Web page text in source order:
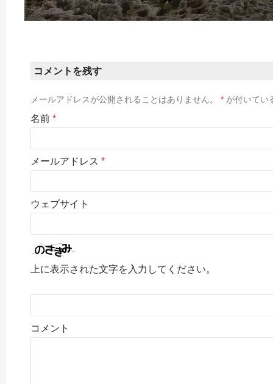
コメントを残す
メールアドレスが公開されることはありません。 * が付いてい
名前 *
メールアドレス *
ウェブサイト
上に表示された文字を入力してください。
コメント